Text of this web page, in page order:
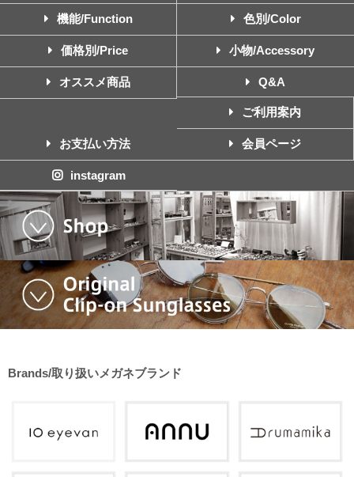
機能/Function 色別/Color
価格別/Price 小物/Accessory
オススメ商品 Q&A
ご利用案内
お支払い方法 会員ページ
instagram
Brands/取り扱いメガネブランド